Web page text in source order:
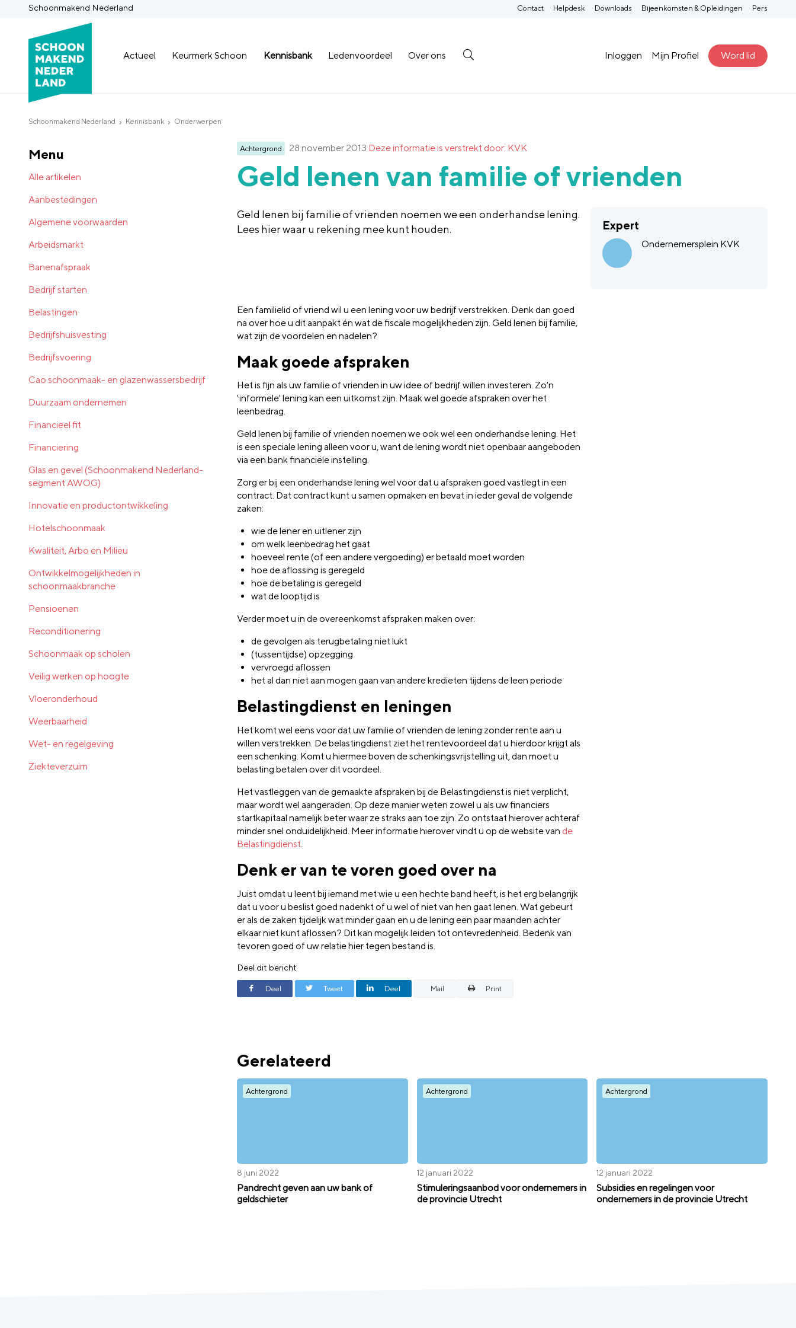
Schoonmakend Nederland
Actueel Keurmerk Schoon Kennisbank Ledenvoordeel Over ons Inloggen Mijn Profiel Word lid
Contact Helpdesk Downloads Bijeenkomsten & Opleidingen Pers
Schoonmakend Nederland Kennisbank Onderwerpen
Achtergrond 28 november 2013 Deze informatie is verstrekt door: KVK
Geld lenen van familie of vrienden
Geld lenen bij familie of vrienden noemen we een onderhandse lening.
Lees hier waar u rekening mee kunt houden.
Expert
Ondernemersplein KVK
Een familielid of vriend wil u een lening voor uw bedrijf verstrekken. Denk dan goed
na over hoe u dit aanpakt én wat de fiscale mogelijkheden zijn. Geld lenen bij familie,
wat zijn de voordelen en nadelen?
Maak goede afspraken
Het is fijn als uw familie of vrienden in uw idee of bedrijf willen investeren. Zo'n
'informele' lening kan een uitkomst zijn. Maak wel goede afspraken over het
leenbedrag.
Geld lenen bij familie of vrienden noemen we ook wel een onderhandse lening. Het
is een speciale lening alleen voor u, want de lening wordt niet openbaar aangeboden
via een bank financiële instelling.
Zorg er bij een onderhandse lening wel voor dat u afspraken goed vastlegt in een
contract. Dat contract kunt u samen opmaken en bevat in ieder geval de volgende
zaken:
wie de lener en uitlener zijn
om welk leenbedrag het gaat
hoeveel rente (of een andere vergoeding) er betaald moet worden
hoe de aflossing is geregeld
hoe de betaling is geregeld
wat de looptijd is
Verder moet u in de overeenkomst afspraken maken over:
de gevolgen als terugbetaling niet lukt
(tussentijdse) opzegging
vervroegd aflossen
het al dan niet aan mogen gaan van andere kredieten tijdens de leen periode
Belastingdienst en leningen
Het komt wel eens voor dat uw familie of vrienden de lening zonder rente aan u
willen verstrekken. De belastingdienst ziet het rentevoordeel dat u hierdoor krijgt als
een schenking. Komt u hiermee boven de schenkingsvrijstelling uit, dan moet u
belasting betalen over dit voordeel.
Het vastleggen van de gemaakte afspraken bij de Belastingdienst is niet verplicht,
maar wordt wel aangeraden. Op deze manier weten zowel u als uw financiers
startkapitaal namelijk beter waar ze straks aan toe zijn. Zo ontstaat hierover achteraf
minder snel onduidelijkheid. Meer informatie hierover vindt u op de website van de
Belastingdienst.
Denk er van te voren goed over na
Juist omdat u leent bij iemand met wie u een hechte band heeft, is het erg belangrijk
dat u voor u beslist goed nadenkt of u wel of niet van hen gaat lenen. Wat gebeurt
er als de zaken tijdelijk wat minder gaan en u de lening een paar maanden achter
elkaar niet kunt aflossen? Dit kan mogelijk leiden tot ontevredenheid. Bedenk van
tevoren goed of uw relatie hier tegen bestand is.
Deel dit bericht
Deel Tweet Deel Mail Print
Gerelateerd
Achtergrond
8 juni 2022
Pandrecht geven aan uw bank of
geldschieter
Achtergrond
12 januari 2022
Stimuleringsaanbod voor ondernemers in
de provincie Utrecht
Achtergrond
12 januari 2022
Subsidies en regelingen voor
ondernemers in de provincie Utrecht
Menu
Alle artikelen
Aanbestedingen
Algemene voorwaarden
Arbeidsmarkt
Banenafspraak
Bedrijf starten
Belastingen
Bedrijfshuisvesting
Bedrijfsvoering
Cao schoonmaak- en glazenwassersbedrijf
Duurzaam ondernemen
Financieel fit
Financiering
Glas en gevel (Schoonmakend Nederland-
segment AWOG)
Innovatie en productontwikkeling
Hotelschoonmaak
Kwaliteit, Arbo en Milieu
Ontwikkelmogelijkheden in
schoonmaakbranche
Pensioenen
Reconditionering
Schoonmaak op scholen
Veilig werken op hoogte
Vloeronderhoud
Weerbaarheid
Wet- en regelgeving
Ziekteverzuim